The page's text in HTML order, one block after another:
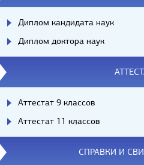
Диплом кандидата наук
Диплом доктора наук
Аттестат 9 классов
Аттестат 11 классов
СПРАВКИ И